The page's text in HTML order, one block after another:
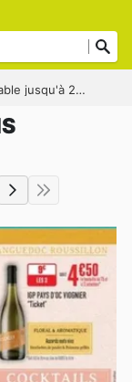
jusqu'à 23/05/2026